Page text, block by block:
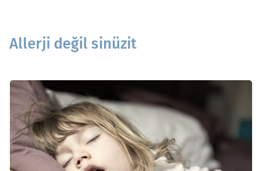
Allerji değil sinüzit